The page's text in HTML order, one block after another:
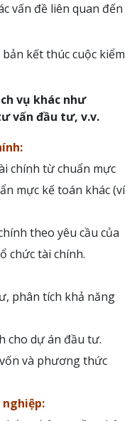
vấn đề liên quan đến
kết thúc cuộc kiểm
vụ khác như
vấn đầu tư, v.v.
chính từ chuẩn mực
mực kế toán khác (ví
theo yêu cầu của
chức tài chính.
phân tích khả năng
cho dự án đầu tư.
và phương thức